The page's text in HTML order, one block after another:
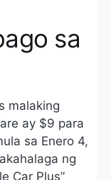
sa
malaking
ay $9 para
sa Enero 4,
ng
Car Plus”